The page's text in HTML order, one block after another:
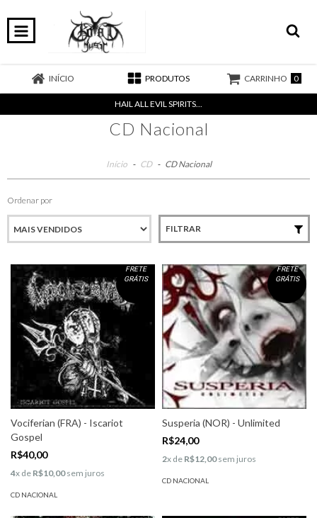
INÍCIO PRODUTOS CARRINHO 0
HAIL ALL EVIL SPIRITS...
CD Nacional
Início - CD - CD Nacional
Ordenar por
FILTRAR
FRETE
GRÁTIS
Vociferian (FRA) - Iscariot
Gospel
R$40,00
4x de R$10,00sem juros
CD NACIONAL
FRETE
GRÁTIS
Susperia (NOR) - Unlimited
R$24,00
2x de R$12,00sem juros
CD NACIONAL